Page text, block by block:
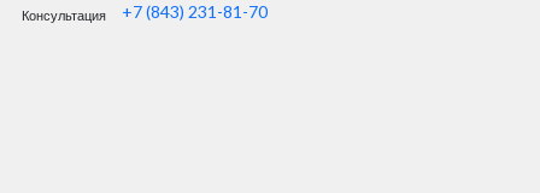
Консультация +7 (843) 231-81-70